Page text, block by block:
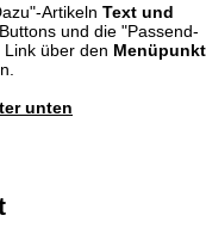
Artikeln Text und
und die "Passend-
über den Menüpunkt
unten